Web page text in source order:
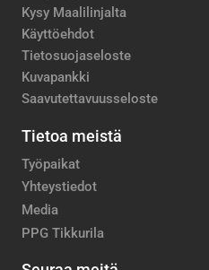
Kysy Maalilinjalta
Käyttöehdot
Tietosuojaseloste
Kuvapankki
Saavutettavuusseloste
Tietoa meistä
Työpaikat
Yhteystiedot
Media
PPG Tikkurila